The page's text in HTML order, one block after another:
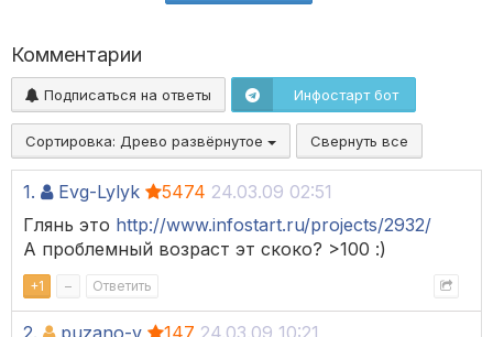
Комментарии
Подписаться на ответы Инфостарт бот
Сортировка: Древо развёрнутое Свернуть все
1. Evg-Lylyk 5474 24.03.09 02:51
Глянь это http://www.infostart.ru/projects/2932/
А проблемный возраст эт скоко? >100 :)
+1 – Ответить